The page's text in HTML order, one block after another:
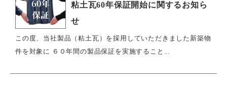
粘土瓦60年保証開始に関するお知ら
せ
この度、当社製品（粘土瓦）を採用していただきました新築物
件を対象に ６０年間の製品保証を実施すること...